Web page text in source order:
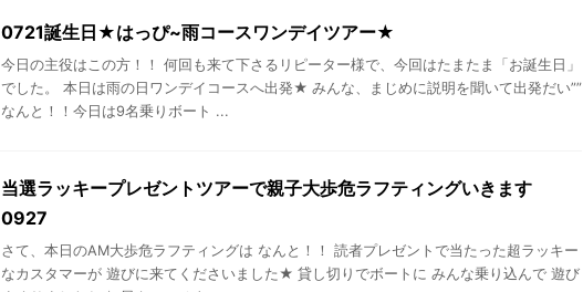
0721誕生日★はっぴ~雨コースワンデイツアー★
今日の主役はこの方！！ 何回も来て下さるリピーター様で、今回はたまたま「お誕生日」
でした。 本日は雨の日ワンデイコースへ出発★ みんな、まじめに説明を聞いて出発だい””
なんと！！今日は9名乗りボート ...
当選ラッキープレゼントツアーで親子大歩危ラフティングいきます
0927
さて、本日のAM大歩危ラフティングは なんと！！ 読者プレゼントで当たった超ラッキー
なカスタマーが 遊びに来てくださいました★ 貸し切りでボートに みんな乗り込んで 遊び